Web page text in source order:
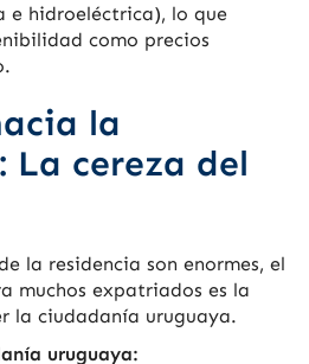
e hidroeléctrica), lo que
como precios
la
La cereza del
la residencia son enormes, el
muchos expatriados es la
la ciudadanía uruguaya.
uruguaya: